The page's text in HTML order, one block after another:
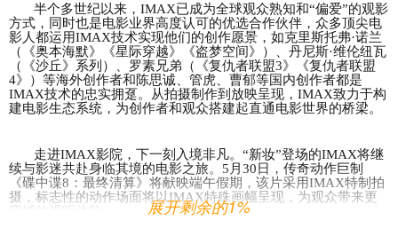
半个多世纪以来， IMAX已成为全球观众熟知和“偏爱”的观影
方式，同时也是电影业界高度认可的优选合作伙伴，众多顶尖电
影人都运用IMAX技术实现他们的创作愿景 ，如克里斯托弗·诺兰
（《奥本海默》《星际穿越》《盗梦空间》）、丹尼斯·维伦纽瓦
（《沙丘》系列）、罗素兄弟（《复仇者联盟3》《复仇者联盟
4》）等海外创作者和陈思诚、管虎、曹郁等国内创作者都是
IMAX技术的忠实拥趸。从拍摄制作到放映呈现， IMAX致力于构
建电影生态系统，为创作者和观众搭建起直通电影世界的桥梁。
走进IMAX影院，下一刻入境非凡。“新妆”登场的IMAX将继
续与影迷共赴身临其境的电影之旅。5月30日，传奇动作巨制
《碟中谍8：最终清算》将献映端午假期， 该片采用IMAX特制拍
摄，标志性的动作场面将以IMAX特殊画幅呈现，为观众带来更
展开剩余的1%